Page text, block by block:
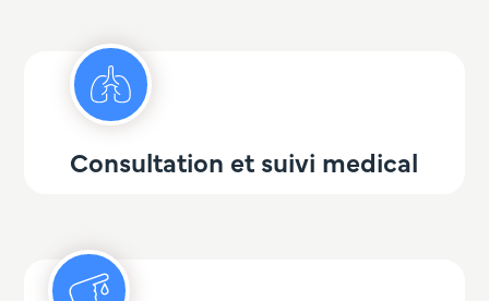
Consultation et suivi medical